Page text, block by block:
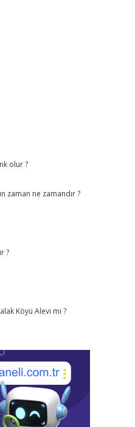
olur ?
zaman ne zamandır ?
?
Köyü Alevi mi ?